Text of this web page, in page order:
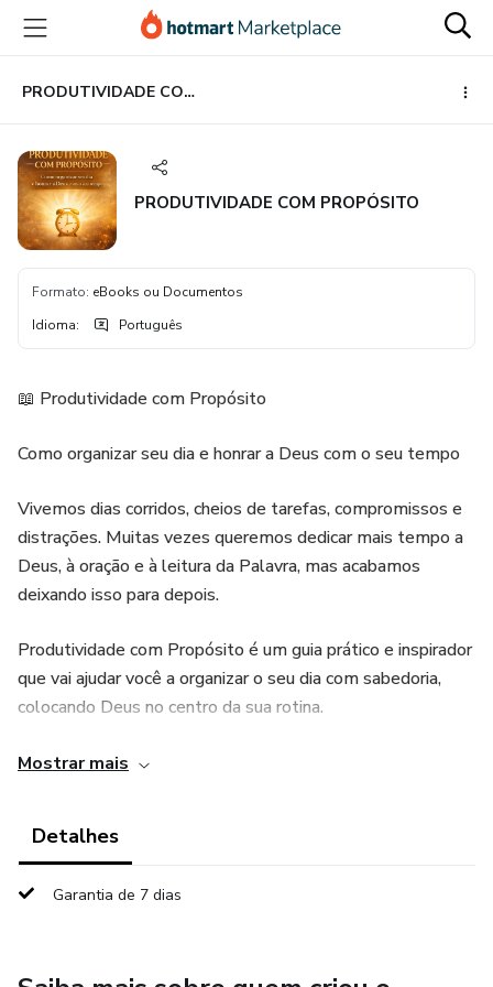
para
conteúdo
principal
para
pagamento
para
rodapé
PRODUTIVIDADE COM PROPÓSITO
PRODUTIVIDADE COM PROPÓSITO
Formato: eBooks ou Documentos
Idioma: Português
📖 Produtividade com Propósito
Como organizar seu dia e honrar a Deus com o seu tempo
Vivemos dias corridos, cheios de tarefas, compromissos e
distrações. Muitas vezes queremos dedicar mais tempo a
Deus, à oração e à leitura da Palavra, mas acabamos
deixando isso para depois.
Produtividade com Propósito é um guia prático e inspirador
que vai ajudar você a organizar o seu dia com sabedoria,
colocando Deus no centro da sua rotina.
Este material foi criado para cristãos que desejam viver
deu.
Aqui você encontrará princípios simples e poderosos para
Mostrar mais
Detalhes
Garantia de 7 dias